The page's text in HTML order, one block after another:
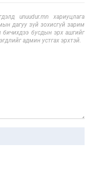
unuudur.mn хариуцлага
дагуу зүй зохисгүй зарим
бичихдээ бусдын эрх ашгийг
админ устгах эрхтэй.